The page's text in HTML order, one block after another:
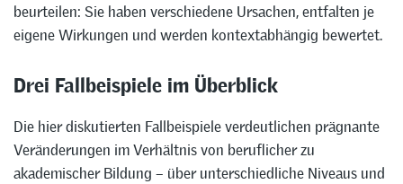
beurteilen: Sie haben verschiedene Ursachen, entfalten je
eigene Wirkungen und werden kontextabhängig bewertet.
Drei Fallbeispiele im Überblick
Die hier diskutierten Fallbeispiele verdeutlichen prägnante
Veränderungen im Verhältnis von beruflicher zu
akademischer Bildung – über unterschiedliche Niveaus und